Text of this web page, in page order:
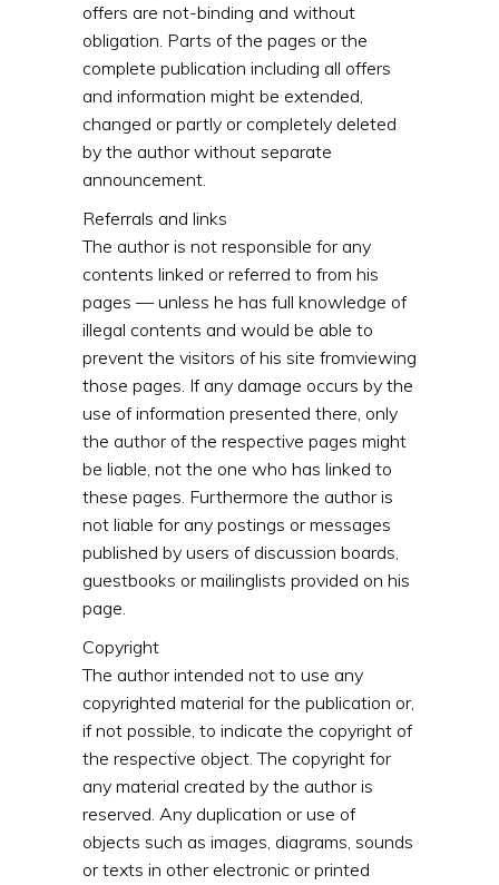
offers are not-binding and without
obligation. Parts of the pages or the
complete publication including all offers
and information might be extended,
changed or partly or completely deleted
by the author without separate
announcement.
Referrals and links
The author is not responsible for any
contents linked or referred to from his
pages — unless he has full knowledge of
illegal contents and would be able to
prevent the visitors of his site fromviewing
those pages. If any damage occurs by the
use of information presented there, only
the author of the respective pages might
be liable, not the one who has linked to
these pages. Furthermore the author is
not liable for any postings or messages
published by users of discussion boards,
guestbooks or mailinglists provided on his
page.
Copyright
The author intended not to use any
copyrighted material for the publication or,
if not possible, to indicate the copyright of
the respective object. The copyright for
any material created by the author is
reserved. Any duplication or use of
objects such as images, diagrams, sounds
or texts in other electronic or printed